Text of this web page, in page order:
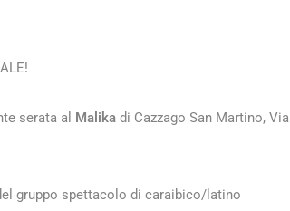
serata al Malika di Cazzago San Martino, Via
gruppo spettacolo di caraibico/latino